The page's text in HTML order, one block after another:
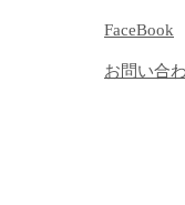
FaceBook
お問い合